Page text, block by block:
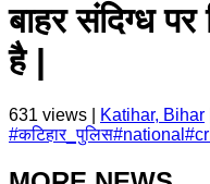
बाहर संदिग्ध पर
है |
631 views | Katihar, Bihar
#कटिहार_पुलिस#national #